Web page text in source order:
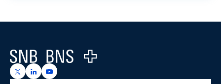
Logo
https://x.com/snb_bns
https://ch.linkedin.com/company/swiss-national-
https://www.youtube.com/@swissnationalbank